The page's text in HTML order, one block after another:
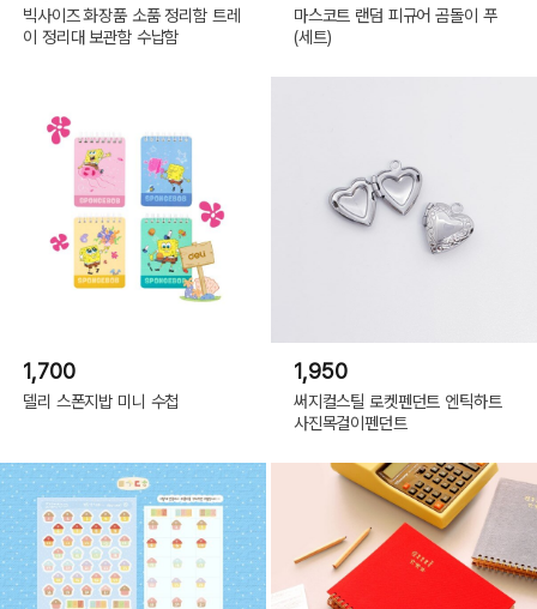
빅사이즈 화장품 소품 정리함 트레
이 정리대 보관함 수납함
마스코트 랜덤 피규어 곰돌이 푸
(세트)
1,700
델리 스폰지밥 미니 수첩
1,950
써지컬스틸 로켓펜던트 엔틱하트
사진목걸이펜던트